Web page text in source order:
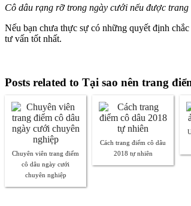
Cô dâu rạng rỡ trong ngày cưới nếu được
Nếu bạn chưa thực sự có những quyết định
tư vấn tốt nhất.
Posts related to Tại sao nên trang
Chuyên viên trang điểm
cô dâu ngày cưới
chuyên nghiệp
Cách trang điểm cô dâu
2018 tự nhiên